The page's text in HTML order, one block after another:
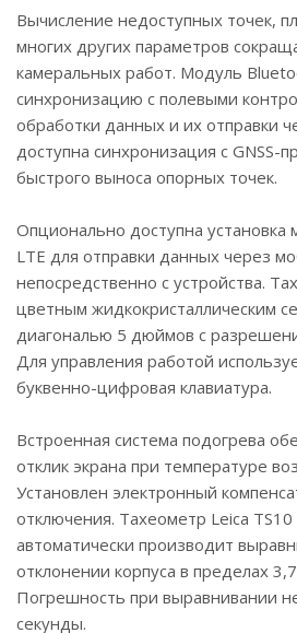
Вычисление недоступных точек,
многих других параметров
камеральных работ. Модуль
синхронизацию с полевыми
обработки данных и их отправки
доступна синхронизация с GNSS-
быстрого выноса опорных точек.
Опционально доступна
LTE для отправки данных через
непосредственно с устройства.
цветным жидкокристаллическим
диагональю 5 дюймов с
Для управления работой
буквенно-цифровая клавиатура.
Встроенная система подогрева
отклик экрана при температуре
Установлен электронный
отключения. Тахеометр Leica
автоматически производит
отклонении корпуса в пределах
Погрешность при выравнивании
секунды.